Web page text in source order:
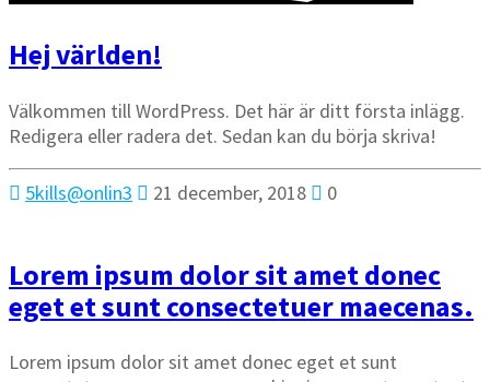
Hej världen!
Välkommen till WordPress. Det här är ditt första inlägg.
Redigera eller radera det. Sedan kan du börja skriva!
5kills@onlin3 21 december, 2018 0
Lorem ipsum dolor sit amet donec
eget et sunt consectetuer maecenas.
Lorem ipsum dolor sit amet donec eget et sunt